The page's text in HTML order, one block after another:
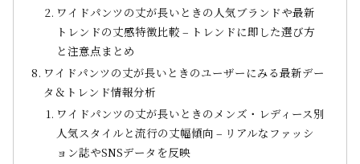
ワイドパンツの丈が長いときの人気ブランドや最新
トレンドの丈感特徴比較 – トレンドに即した選び方
と注意点まとめ
ワイドパンツの丈が長いときのユーザーにみる最新デー
タ＆トレンド情報分析
ワイドパンツの丈が長いときのメンズ・レディース別
人気スタイルと流行の丈幅傾向 – リアルなファッシ
ョン誌やSNSデータを反映